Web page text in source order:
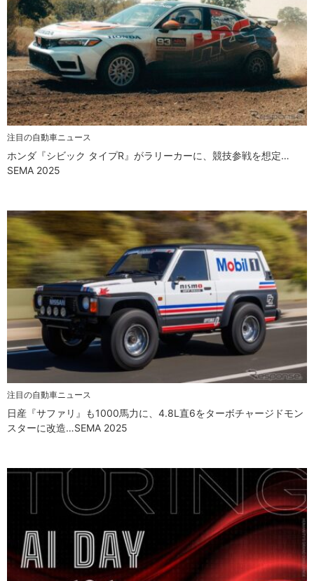
注目の自動車ニュース
ホンダ『シビック タイプR』がラリーカーに、競技参戦を想定…
SEMA 2025
注目の自動車ニュース
日産『サファリ』も1000馬力に、4.8L直6をターボチャージドモン
スターに改造…SEMA 2025